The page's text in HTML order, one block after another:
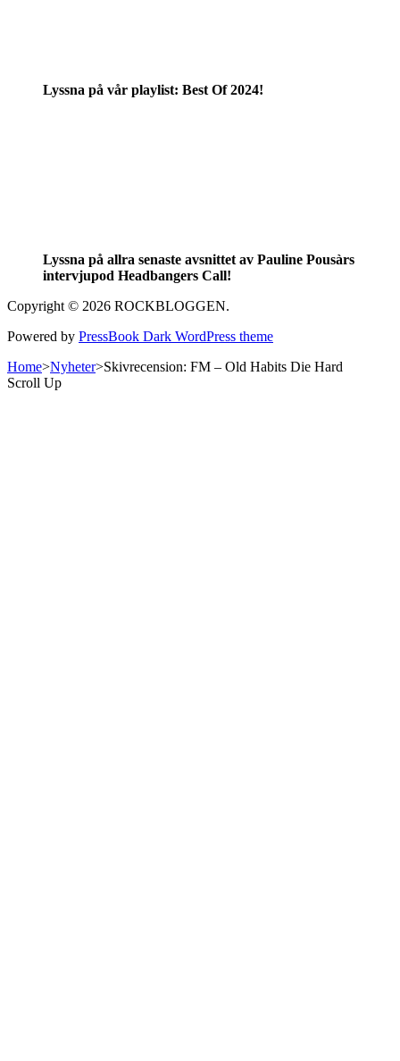
Lyssna på vår playlist: Best Of 2024!
Lyssna på allra senaste avsnittet av Pauline Pousàrs
intervjupod Headbangers Call!
Copyright © 2026 ROCKBLOGGEN.
Powered by PressBook Dark WordPress theme
Home>Nyheter>Skivrecension: FM – Old Habits Die Hard
Scroll Up